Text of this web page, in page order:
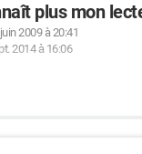
plus mon
2009 à 20:41
2014 à 16:06